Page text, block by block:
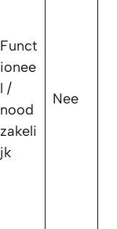
Funct
ionee
l /
nood
zakeli
jk
Nee